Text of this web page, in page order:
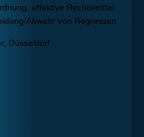
effektive Rechtsmittel
Abwehr von Regressen
Düsseldorf